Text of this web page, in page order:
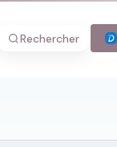
Rechercher